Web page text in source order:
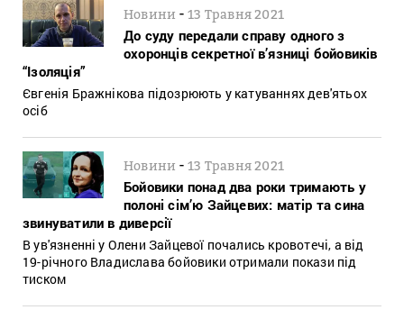
Новини -13 Травня 2021
До суду передали справу одного з
охоронців секретної в’язниці бойовиків
“Ізоляція”
Євгенія Бражнікова підозрюють у катуваннях дев'ятьох
осіб
Новини -13 Травня 2021
Бойовики понад два роки тримають у
полоні сім’ю Зайцевих: матір та сина
звинуватили в диверсії
В ув'язненні у Олени Зайцевої почались кровотечі, а від
19-річного Владислава бойовики отримали покази під
тиском